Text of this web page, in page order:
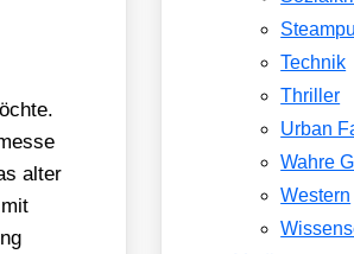
alter
Technik
Thriller
Urban
Wahre
Western